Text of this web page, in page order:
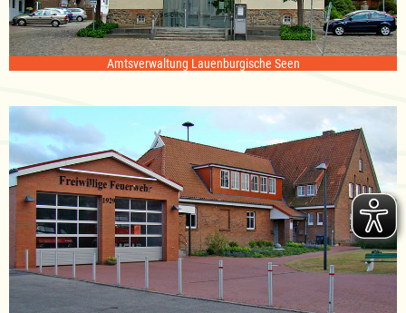
Amtsverwaltung Lauenburgische Seen